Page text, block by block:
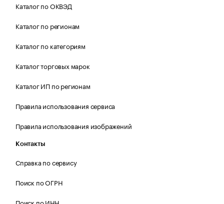
Каталог по ОКВЭД
Каталог по регионам
Каталог по категориям
Каталог торговых марок
Каталог ИП по регионам
Правила использования сервиса
Правила использования изображений
Контакты
Справка по сервису
Поиск по ОГРН